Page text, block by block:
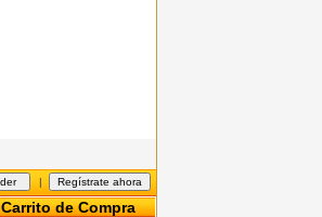
|
Carrito de Compra